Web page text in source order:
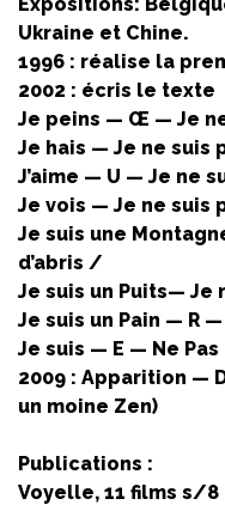
Ukraine et Chine.
1996 : réalise la
2002 : écris le texte
Je peins — Œ — Je
Je hais — Je ne suis
J’aime — U — Je ne
Je vois — Je ne suis
Je suis une
d’abris /
Je suis un Puits—
Je suis un Pain — R
Je suis — E — Ne Pas
2009 : Apparition —
un moine Zen)
Publications :
Voyelle, 11 films s/8